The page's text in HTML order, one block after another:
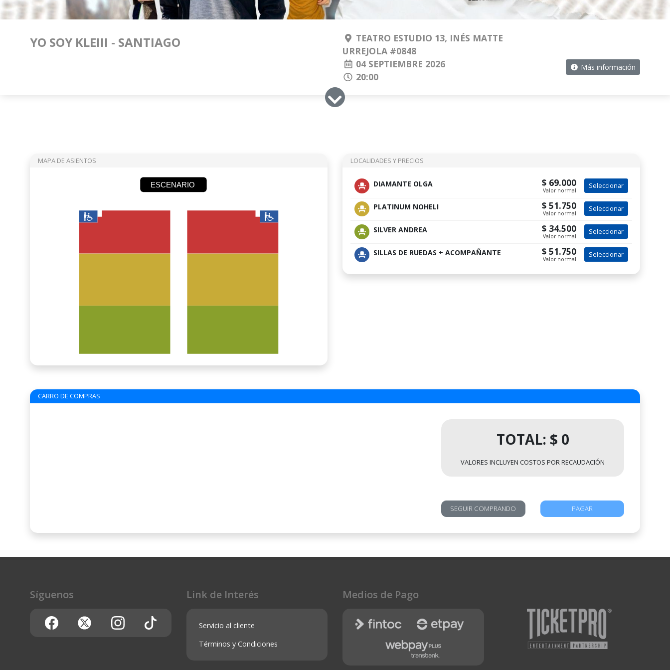
YO SOY KLEIII - SANTIAGO
TEATRO ESTUDIO 13, INÉS MATTE
URREJOLA #0848
04 SEPTIEMBRE 2026
20:00
Más información
MAPA DE ASIENTOS
ESCENARIO
LOCALIDADES Y PRECIOS
DIAMANTE OLGA $ 69.000
Valor normal
Seleccionar
PLATINUM NOHELI $ 51.750
Valor normal
Seleccionar
SILVER ANDREA $ 34.500
Valor normal
Seleccionar
SILLAS DE RUEDAS + ACOMPAÑANTE $ 51.750
Valor normal
Seleccionar
CARRO DE COMPRAS
TOTAL: $ 0
VALORES INCLUYEN COSTOS POR RECAUDACIÓN
SEGUIR COMPRANDO PAGAR
Síguenos Link de Interés
Servicio al cliente
Términos y Condiciones
Medios de Pago